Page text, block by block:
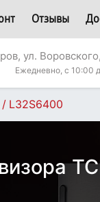
Отзывы
ул.
Ежедневно, с 10:00
/ L32S6400